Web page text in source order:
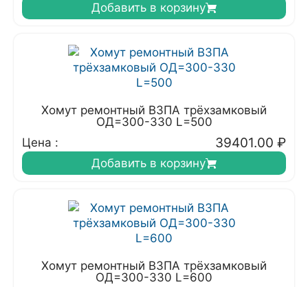
Добавить в корзину
Хомут ремонтный ВЗПА трёхзамковый
ОД=300-330 L=500
Цена :
39401.00 ₽
Добавить в корзину
Хомут ремонтный ВЗПА трёхзамковый
ОД=300-330 L=600